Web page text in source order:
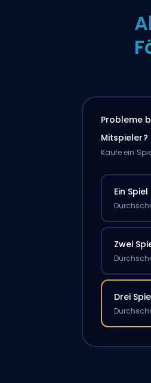
Probleme
Mitspieler?
Kaufe ein
Ein Spiel
Zwei
Drei